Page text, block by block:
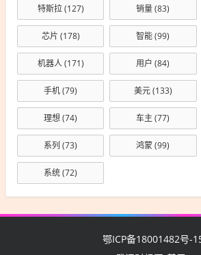
特斯拉(127) 销量(83)
芯片 (178) 智能(99)
机器人(171) 用户 (84)
手机(79) 美元(133)
理想(74) 车主 (77)
系列 (73) 鸿蒙(99)
系统(72)
鄂ICP备18001482号-